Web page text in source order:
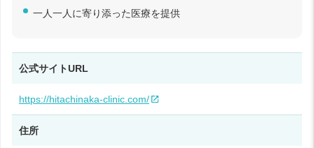
一人一人に寄り添った医療を提供
公式サイトURL
https://hitachinaka-clinic.com/
住所